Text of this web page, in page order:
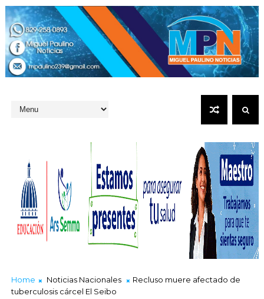
Home Noticias Nacionales
Recluso muere afectado de
tuberculosis cárcel El Seibo